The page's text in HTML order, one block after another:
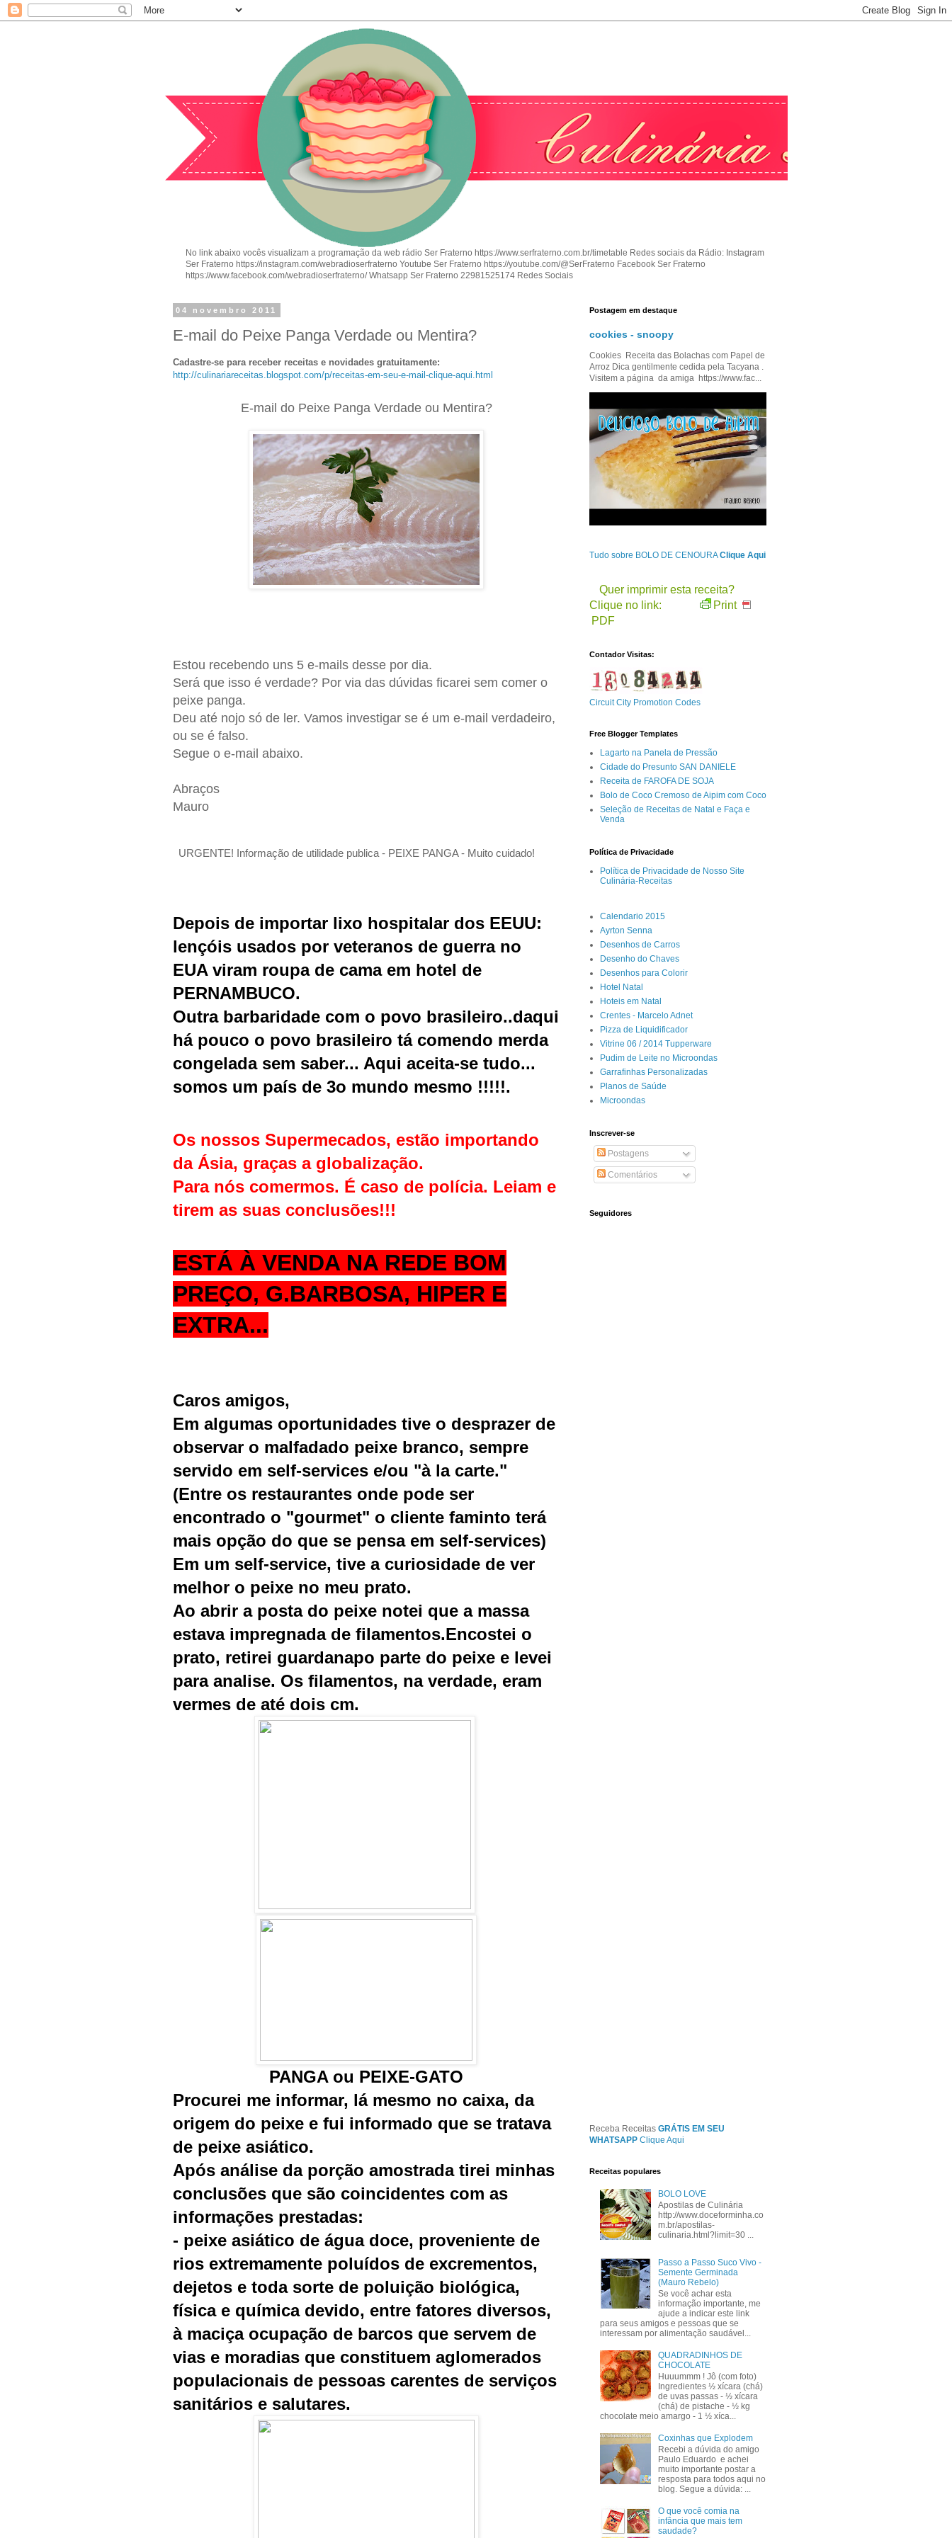
No link abaixo vocês visualizam a programação da web rádio Ser Fraterno https://www.serfraterno.com.br/timetable Redes sociais da Rádio: Instagram
Ser Fraterno https://instagram.com/webradioserfraterno Youtube Ser Fraterno https://youtube.com/@SerFraterno Facebook Ser Fraterno
https://www.facebook.com/webradioserfraterno/ Whatsapp Ser Fraterno 22981525174 Redes Sociais
04 novembro 2011
E-mail do Peixe Panga Verdade ou Mentira?
Cadastre-se para receber receitas e novidades gratuitamente:
http://culinariareceitas.blogspot.com/p/receitas-em-seu-e-mail-clique-aqui.html
E-mail do Peixe Panga Verdade ou Mentira?
Estou recebendo uns 5 e-mails desse por dia.
Será que isso é verdade? Por via das dúvidas ficarei sem comer o
peixe panga.
Deu até nojo só de ler. Vamos investigar se é um e-mail verdadeiro,
ou se é falso.
Segue o e-mail abaixo.
Abraços
Mauro
URGENTE! Informação de utilidade publica - PEIXE PANGA - Muito cuidado!
Depois de importar lixo hospitalar dos EEUU:
lençóis usados por veteranos de guerra no
EUA viram roupa de cama em hotel de
PERNAMBUCO.
Outra barbaridade com o povo brasileiro..daqui
há pouco o povo brasileiro tá comendo merda
congelada sem saber... Aqui aceita-se tudo...
somos um país de 3o mundo mesmo !!!!!.
Os nossos Supermecados, estão importando
da Ásia, graças a globalização.
Para nós comermos. É caso de polícia. Leiam e
tirem as suas conclusões!!!
ESTÁ À VENDA NA REDE BOM
PREÇO, G.BARBOSA, HIPER E
EXTRA...
Caros amigos,
Em algumas oportunidades tive o desprazer de
observar o malfadado peixe branco, sempre
servido em self-services e/ou "à la carte."
(Entre os restaurantes onde pode ser
encontrado o "gourmet" o cliente faminto terá
mais opção do que se pensa em self-services)
Em um self-service, tive a curiosidade de ver
melhor o peixe no meu prato.
Ao abrir a posta do peixe notei que a massa
estava impregnada de filamentos.Encostei o
prato, retirei guardanapo parte do peixe e levei
para analise. Os filamentos, na verdade, eram
vermes de até dois cm.
PANGA ou PEIXE-GATO
Procurei me informar, lá mesmo no caixa, da
origem do peixe e fui informado que se tratava
de peixe asiático.
Após análise da porção amostrada tirei minhas
conclusões que são coincidentes com as
informações prestadas:
- peixe asiático de água doce, proveniente de
rios extremamente poluídos de excrementos,
dejetos e toda sorte de poluição biológica,
física e química devido, entre fatores diversos,
à maciça ocupação de barcos que servem de
vias e moradias que constituem aglomerados
populacionais de pessoas carentes de serviços
sanitários e salutares.
Postagem em destaque
cookies - snoopy
Cookies Receita das Bolachas com Papel de
Arroz Dica gentilmente cedida pela Tacyana .
Visitem a página da amiga https://www.fac...
Tudo sobre BOLO DE CENOURAClique Aqui
Quer imprimir esta receita?
Clique no link:
Print
PDF
Contador Visitas:
Circuit City Promotion Codes
Free Blogger Templates
Lagarto na Panela de Pressão
Cidade do Presunto SAN DANIELE
Receita de FAROFA DE SOJA
Bolo de Coco Cremoso de Aipim com Coco
Seleção de Receitas de Natal e Faça e
Venda
Política de Privacidade
Política de Privacidade de Nosso Site
Culinária-Receitas
Calendario 2015
Ayrton Senna
Desenhos de Carros
Desenho do Chaves
Desenhos para Colorir
Hotel Natal
Hoteis em Natal
Crentes - Marcelo Adnet
Pizza de Liquidificador
Vitrine 06 / 2014 Tupperware
Pudim de Leite no Microondas
Garrafinhas Personalizadas
Planos de Saúde
Microondas
Inscrever-se
Postagens
Comentários
Seguidores
Receba Receitas GRÁTIS EM SEU
WHATSAPP Clique Aqui
Receitas populares
BOLO LOVE
Apostilas de Culinária
http://www.doceforminha.co
m.br/apostilas-
culinaria.html?limit=30 ...
Passo a Passo Suco Vivo -
Semente Germinada
(Mauro Rebelo)
Se você achar esta
informação importante, me
ajude a indicar este link
para seus amigos e pessoas que se
interessam por alimentação saudável...
QUADRADINHOS DE
CHOCOLATE
Huuummm ! Jô (com foto)
Ingredientes ½ xícara (chá)
de uvas passas - ½ xícara
(chá) de pistache - ½ kg
chocolate meio amargo - 1 ½ xíca...
Coxinhas que Explodem
Recebi a dúvida do amigo
Paulo Eduardo e achei
muito importante postar a
resposta para todos aqui no
blog. Segue a dúvida: ...
O que você comia na
infância que mais tem
saudade?